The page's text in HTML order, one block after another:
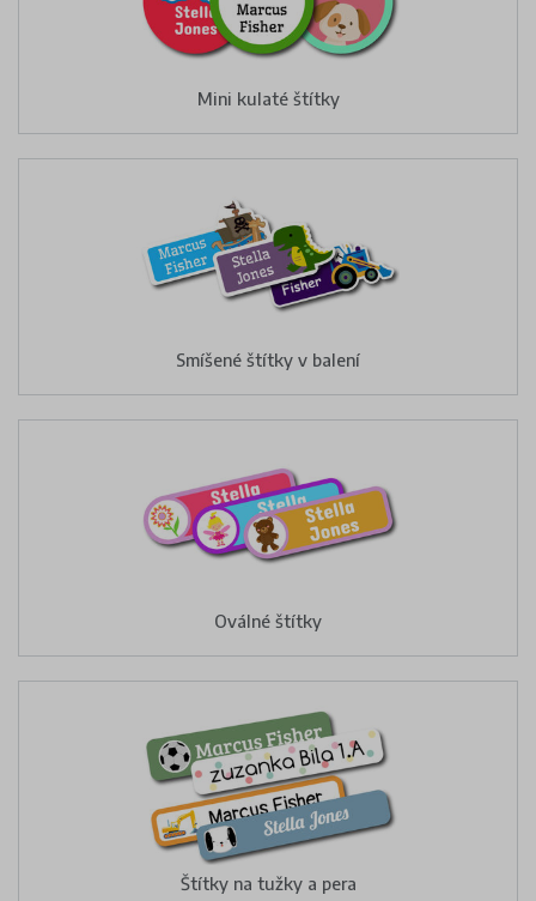
Mini kulaté štítky
Smíšené štítky v balení
Oválné štítky
Štítky na tužky a pera